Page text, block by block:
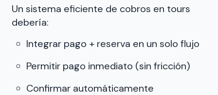
Un sistema eficiente de cobros en tours
debería:
Integrar pago + reserva en un solo flujo
Permitir pago inmediato (sin fricción)
Confirmar automáticamente